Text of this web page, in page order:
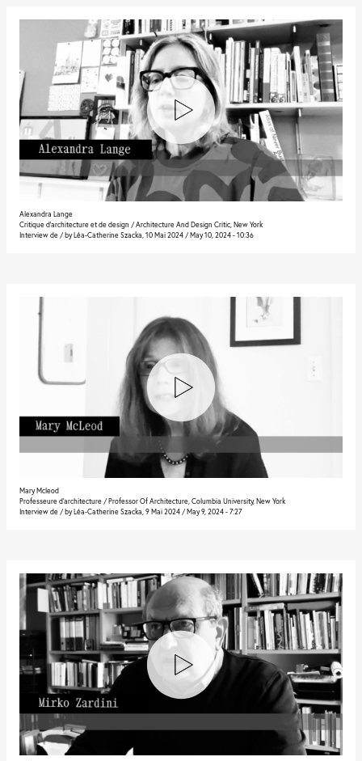
Alexandra Lange
Critique d’architecture et de design / Architecture And Design Critic, New York
Interview de / by Léa-Catherine Szacka, 10 Mai 2024 / May 10, 2024 - 10:36
Mary Mcleod
Professeure d’architecture / Professor Of Architecture, Columbia University, New York
Interview de / by Léa-Catherine Szacka, 9 Mai 2024 / May 9, 2024 - 7:27